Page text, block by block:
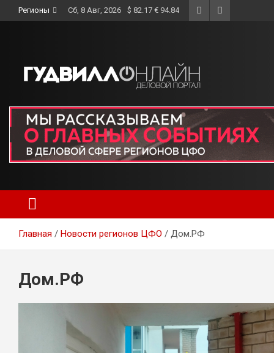
to
Регионы Сб, 8 Авг, 2026 $ 82.17 € 94.84
Главная Новости регионов ЦФО Дом.РФ
Дом.РФ